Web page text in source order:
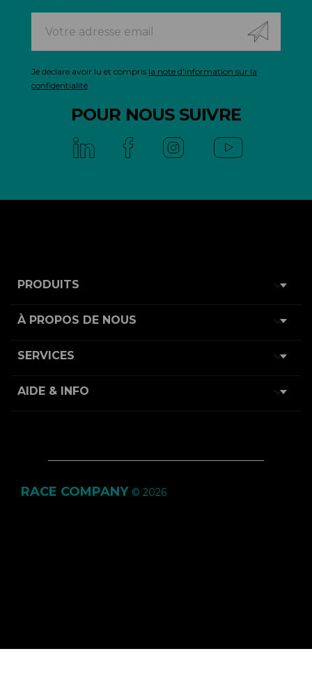
Je déclare avoir lu et compris la note d'information sur la
confidentialité
POUR NOUS SUIVRE
PRODUITS 
À PROPOS DE NOUS 
SERVICES 
AIDE & INFO 
RACE COMPANY © 2026